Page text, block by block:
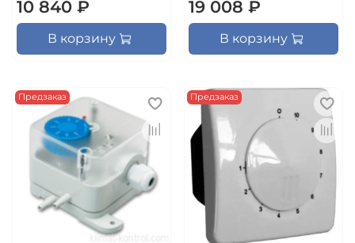
10 840 ₽
В корзину
19 008 ₽
В корзину
Предзаказ Предзаказ